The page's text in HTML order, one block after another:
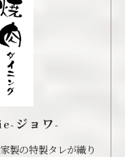
ジョワ-
製の特製タレが織り